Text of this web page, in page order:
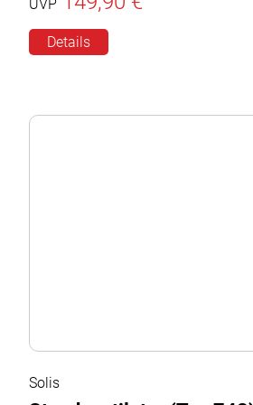
UVP
Details
Solis